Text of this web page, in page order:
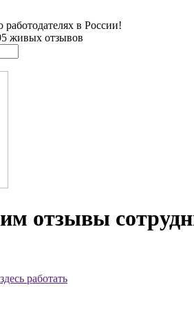
в России!
живых отзывов
отзывы
работать